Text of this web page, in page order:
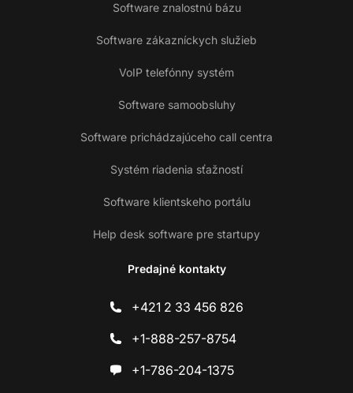
Software znalostnú bázu
Software zákazníckych služieb
VoIP telefónny systém
Software samoobsluhy
Software prichádzajúceho call centra
Systém riadenia sťažností
Software klientskeho portálu
Help desk software pre startupy
Predajné kontakty
+421 2 33 456 826
+1-888-257-8754
+1-786-204-1375